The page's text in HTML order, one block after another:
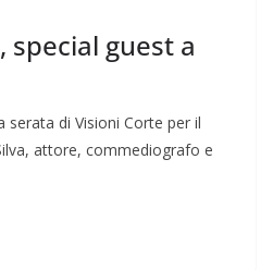
special guest a
serata di Visioni Corte per il
attore, commediografo e